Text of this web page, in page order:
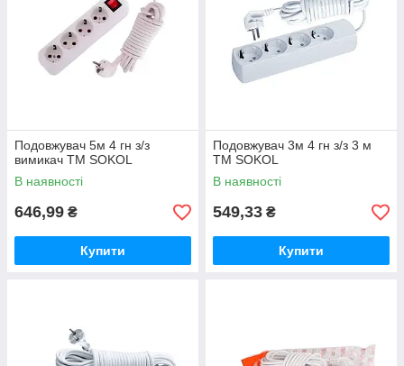
Подовжувач 5м 4 гн з/з
вимикач ТМ SOKOL
В наявності
646,99 ₴
Купити
Подовжувач 3м 4 гн з/з 3 м
ТМ SOKOL
В наявності
549,33 ₴
Купити